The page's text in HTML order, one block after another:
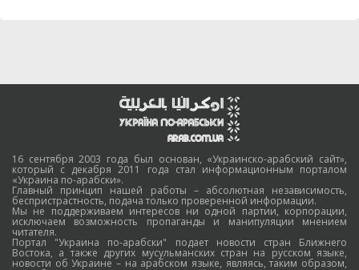
16 сентября 2003 года был основан, «Украинско-арабский сайт»,
который с декабря 2011 года стал информационным порталом
«Украина по-арабски».
Главный принцип нашей работы – абсолютная независимость,
беспристрастность, подача только проверенной информации.
Мы не поддерживаем интересов ни одной партии, корпорации,
исключаем возможность пропаганды и манипуляции мнением
читателя.
Портал "Украина по-арабски" подает новости стран Ближнего
Востока, а также других мусульманских стран на русском языке,
новости об Украине – на арабском языке, являясь, таким образом,